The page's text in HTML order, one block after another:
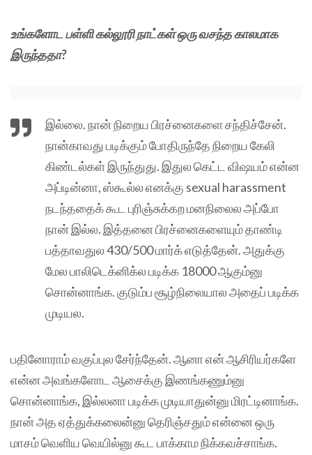
உங்களோட பள்ளி கல்லூரி நாட்கள் ஒரு வசந்த காலமாக
இருந்ததா?
இல்லை. நான் நிறைய பிரச்னைகளை சந்திச்சேன்.
நான்காவது படிக்கும் போதிருந்தே நிறைய கேலி
கிண்டல்கள் இருந்துது. இதுல கெட்ட விஷயம் என்ன
அப்டின்னா, ஸ்கூல்ல எனக்கு sexual harassment
நடந்ததைக் கூட புரிஞ்சுக்கற மனநிலைல அப்போ
நான் இல்ல. இத்தனை பிரச்னைகளையும் தாண்டி
பத்தாவதுல 430/500 மார்க் எடுத்தேன். அதுக்கு
மேல பாலிடெக்னிக்ல படிக்க 18000 ஆகும்னு
சொன்னாங்க. குடும்ப சூழ்நிலையால அதைப் படிக்க
முடியல.
பதினோராம் வகுப்புல சேர்ந்தேன். ஆனா என் ஆசிரியர்களே
என்ன அவங்களோட ஆசைக்கு இணங்கணும்னு
சொன்னாங்க, இல்லனா படிக்க முடியாதுன்னு மிரட்டினாங்க.
நான் அத ஏத்துக்கலைன்னு தெரிஞ்சதும் என்னை ஒரு
மாசம் வெளிய வெயில்னு கூட பாக்காம நிக்கவச்சாங்க.